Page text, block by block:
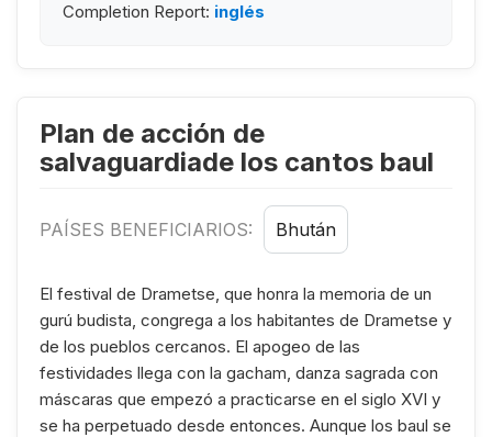
Completion Report: inglés
Plan de acción de
salvaguardiade los cantos baul
PAÍSES BENEFICIARIOS: Bhután
El festival de Drametse, que honra la memoria de un
gurú budista, congrega a los habitantes de Drametse y
de los pueblos cercanos. El apogeo de las
festividades llega con la gacham, danza sagrada con
máscaras que empezó a practicarse en el siglo XVI y
se ha perpetuado desde entonces. Aunque los baul se